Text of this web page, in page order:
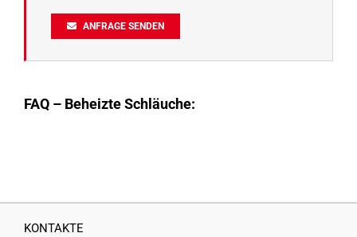
ANFRAGE SENDEN
FAQ – Beheizte Schläuche:
KONTAKTE